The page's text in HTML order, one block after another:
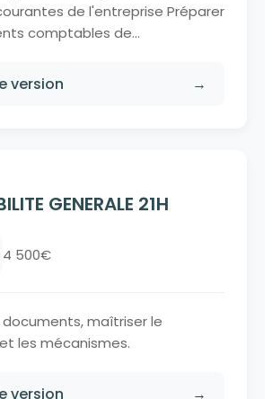
de l'entreprise Préparer
comptables de...
version →
GENERALE 21H
4 500€
maîtriser le
les mécanismes.
version →